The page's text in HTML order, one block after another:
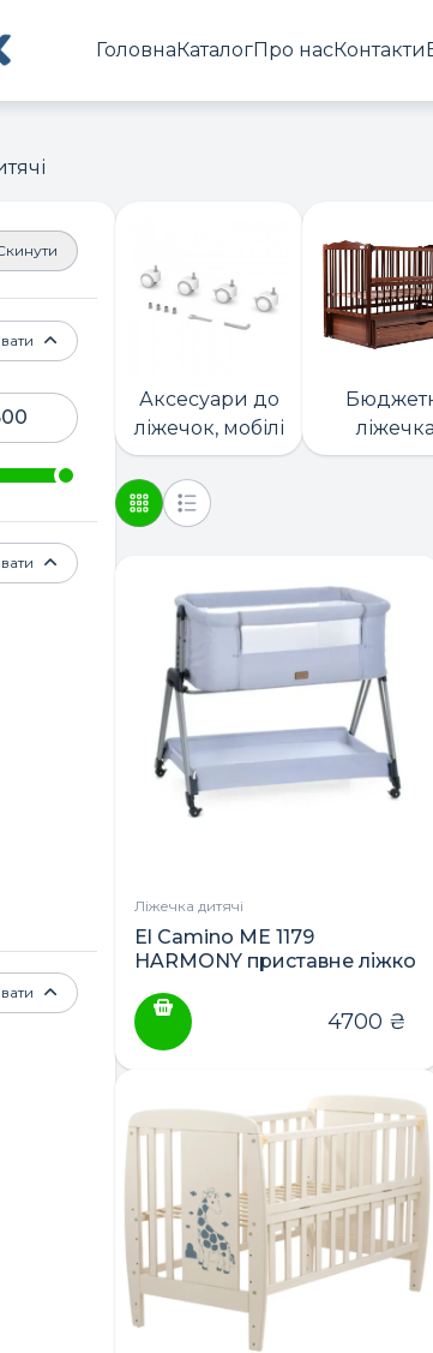
ГоловнаКаталогПро насКонтакти
Аксесуари до
ліжечок, мобілі
ліжечка
Ліжечка дитячі
El Camino ME 1179
HARMONY приставне ліжко
4700 ₴